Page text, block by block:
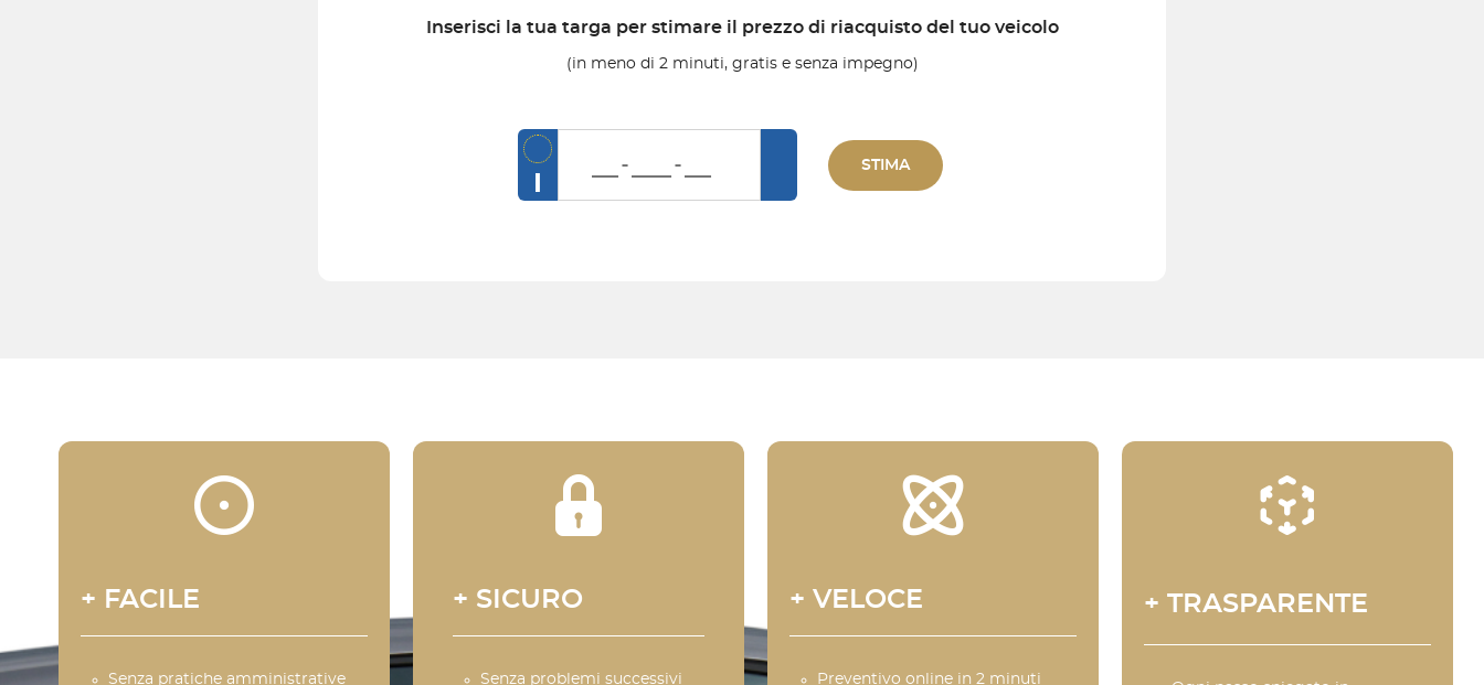
Inserisci la tua targa per stimare il prezzo di riacquisto del tuo veicolo
(in meno di 2 minuti, gratis e senza impegno)
STIMA
+ FACILE
Senza pratiche amministrative
+ SICURO
Senza problemi successivi
+ VELOCE
Preventivo online in 2 minuti
+ TRASPARENTE